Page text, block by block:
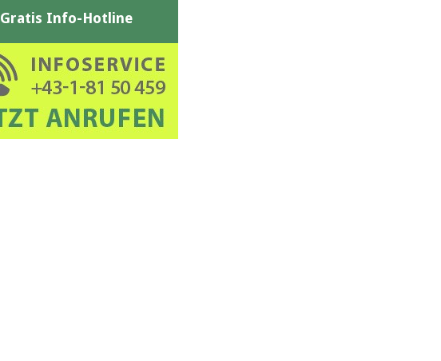
Gratis Info-Hotline